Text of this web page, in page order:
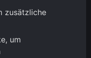
zusätzliche
um